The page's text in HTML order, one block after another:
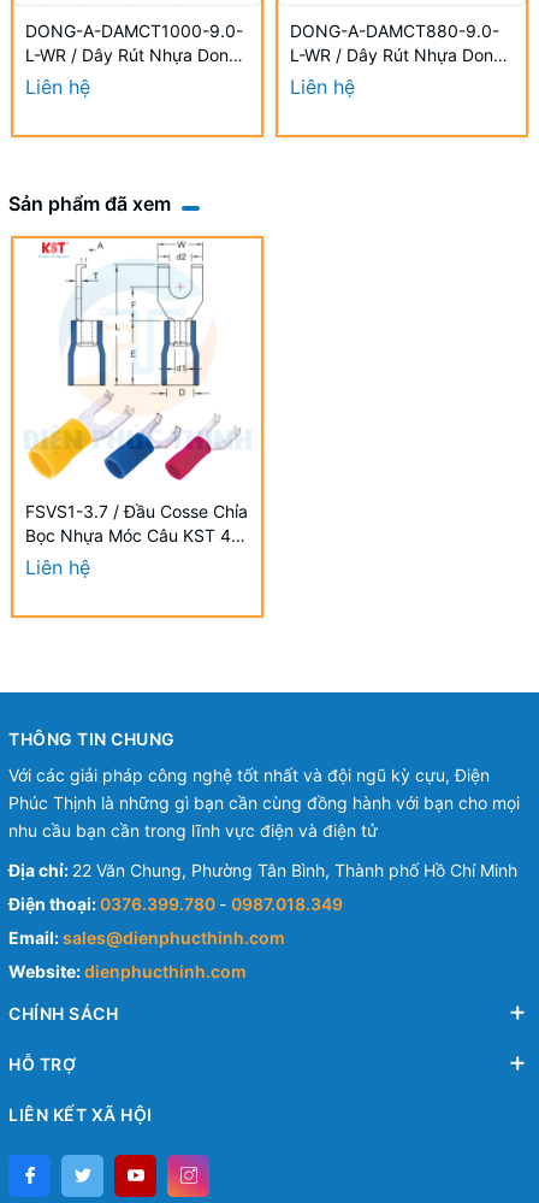
DONG-A-DAMCT1000-9.0-
L-WR / Dây Rút Nhựa Dong-
A 9.0×1000mm Chống UV
Liên hệ
DONG-A-DAMCT880-9.0-
L-WR / Dây Rút Nhựa Dong-
A 9.0×880mm Chống UV
Liên hệ
Sản phẩm đã xem
FSVS1-3.7 / Đầu Cosse Chỉa
Bọc Nhựa Móc Câu KST 4-6
mm2 (100 Cái/Bịch) -
VINYL-INSULATED FLANGE
Liên hệ
THÔNG TIN CHUNG
Với các giải pháp công nghệ tốt nhất và đội ngũ kỳ cựu, Điện
Phúc Thịnh là những gì bạn cần cùng đồng hành với bạn cho mọi
nhu cầu bạn cần trong lĩnh vực điện và điện tử
Địa chỉ: 22 Văn Chung, Phường Tân Bình, Thành phố Hồ Chí Minh
Điện thoại:0376.399.780 - 0987.018.349
Email:sales@dienphucthinh.com
Website:dienphucthinh.com
CHÍNH SÁCH
HỖ TRỢ
LIÊN KẾT XÃ HỘI